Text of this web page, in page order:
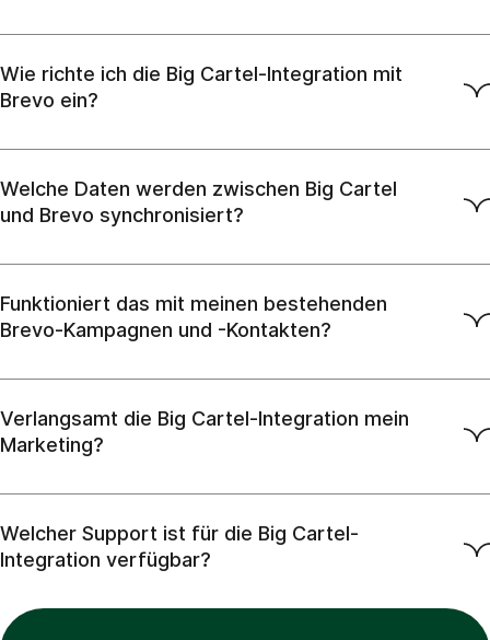
Wie richte ich die Big Cartel-Integration mit
Brevo ein?
Welche Daten werden zwischen Big Cartel
und Brevo synchronisiert?
Funktioniert das mit meinen bestehenden
Brevo-Kampagnen und -Kontakten?
Verlangsamt die Big Cartel-Integration mein
Marketing?
Welcher Support ist für die Big Cartel-
Integration verfügbar?